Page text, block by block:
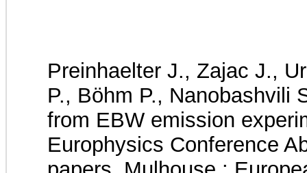
Preinhaelter J., Zajac J.,
P., Böhm P., Nanobashvili
from EBW emission
Europhysics Conference